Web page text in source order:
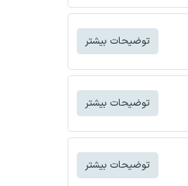
توضیحات بیشتر
توضیحات بیشتر
توضیحات بیشتر